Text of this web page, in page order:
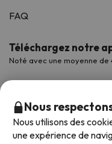
FAQ
Téléchargez notre
Noté avec une moyenne de
Nous
Nous utilisons des
une expérience de